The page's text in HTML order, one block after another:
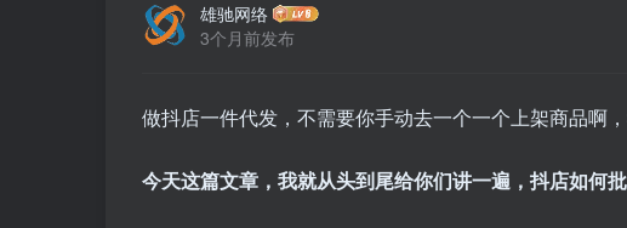
雄驰网络
3个月前发布
做抖店一件代发，不需要你手动去一个一个上架商品啊
今天这篇文章，我就从头到尾给你们讲一遍，抖店如何批